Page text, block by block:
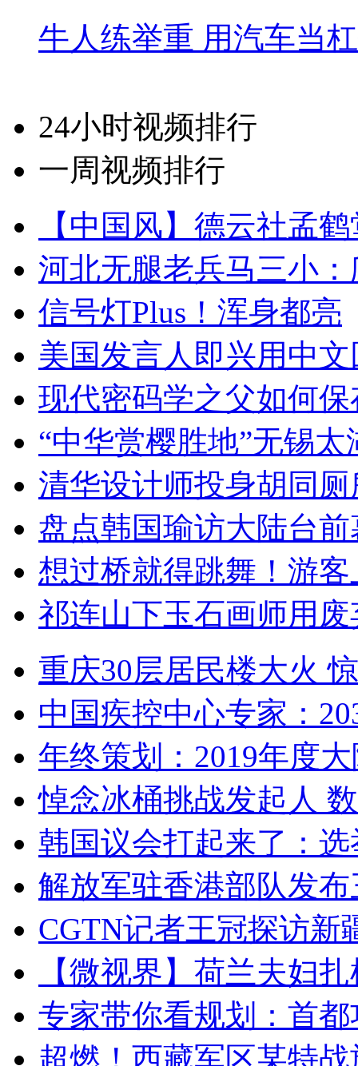
牛人练举重 用汽车当
24小时视频排行
一周视频排行
【中国风】德云社孟
河北无腿老兵马三小
信号灯Plus！浑身都亮
美国发言人即兴用中
现代密码学之父如何
“中华赏樱胜地”无锡
清华设计师投身胡同
盘点韩国瑜访大陆台
想过桥就得跳舞！游客
祁连山下玉石画师用
重庆30层居民楼大火
中国疾控中心专家：
年终策划：2019年度
悼念冰桶挑战发起人
韩国议会打起来了：
解放军驻香港部队发
CGTN记者王冠探访新
【微视界】荷兰夫妇
专家带你看规划：首
超燃！西藏军区某特